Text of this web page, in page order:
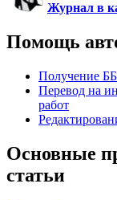
Журнал в
Помощь
Получение
Перевод на
работ
Основные
статьи